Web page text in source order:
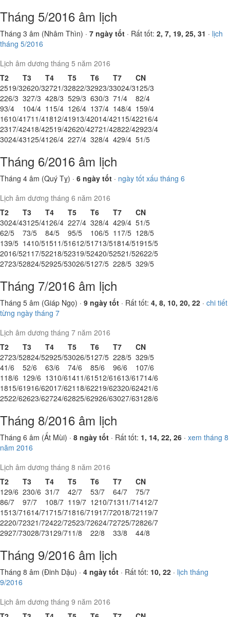
Tháng 5/2016 âm lịch
Tháng 3 âm (Nhâm Thìn) · 7 ngày tốt · Rất tốt: 2, 7, 19, 25, 31 · lịch
tháng 5/2016
Lịch âm dương tháng 5 năm 2016
T2
T3 T4 T5 T6 T7
CN
2519/32620/32721/32822/32923/33024/3125/3
226/3 327/3 428/3 529/3 630/3 71/4 82/4
93/4 104/4 115/4 126/4 137/4 148/4 159/4
1610/41711/41812/41913/42014/421 15/42216/4
2317/42418/42519/42620/42721/42822/42923/4
3024/43125/4126/4 227/4 328/4 429/4 51/5
Tháng 6/2016 âm lịch
Tháng 4 âm (Quý Tỵ) · 6 ngày tốt · ngày tốt xấu tháng 6
Lịch âm dương tháng 6 năm 2016
T2
T3 T4 T5 T6 T7
CN
3024/43125/4126/4 227/4 328/4 429/4 51/5
62/5 73/5 84/5 95/5 106/5 117/5 128/5
139/5 1410/51511/51612/51713/51814/51915/5
2016/521 17/52218/52319/52420/52521/52622/5
2723/52824/52925/53026/5127/5 228/5 329/5
Tháng 7/2016 âm lịch
Tháng 5 âm (Giáp Ngọ) · 9 ngày tốt · Rất tốt: 4, 8, 10, 20, 22 · chi tiết
từng ngày tháng 7
Lịch âm dương tháng 7 năm 2016
T2
T3 T4 T5 T6 T7
CN
2723/52824/52925/53026/5127/5 228/5 329/5
41/6 52/6 63/6 74/6 85/6 96/6 107/6
118/6 129/6 1310/61411/61512/61613/61714/6
1815/61916/62017/621 18/62219/62320/62421/6
2522/62623/62724/62825/62926/63027/63128/6
Tháng 8/2016 âm lịch
Tháng 6 âm (Ất Mùi) · 8 ngày tốt · Rất tốt: 1, 14, 22, 26 · xem tháng 8
năm 2016
Lịch âm dương tháng 8 năm 2016
T2
T3 T4 T5 T6 T7
CN
129/6 230/6 31/7 42/7 53/7 64/7 75/7
86/7 97/7 108/7 119/7 1210/71311/71412/7
1513/71614/71715/71816/71917/72018/721 19/7
2220/72321/72422/72523/72624/72725/72826/7
2927/73028/73129/71 1/8 22/8 33/8 44/8
Tháng 9/2016 âm lịch
Tháng 8 âm (Đinh Dậu) · 4 ngày tốt · Rất tốt: 10, 22 · lịch tháng
9/2016
Lịch âm dương tháng 9 năm 2016